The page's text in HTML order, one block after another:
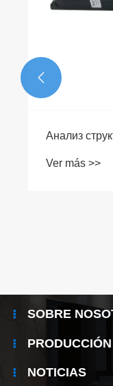
Анализ
Ver más >>

SOBRE
PRODUCCIÓN
NOTICIAS